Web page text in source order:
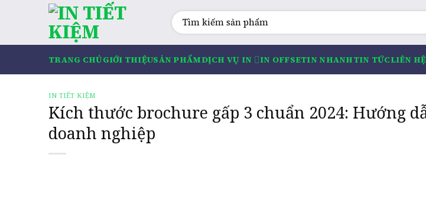
Tìm
kiếm:
TRANG CHỦGIỚI THIỆUSẢN PHẨMDỊCH VỤ IN IN OFFSETIN NHANHTIN TỨCLIÊN HỆ
IN TIẾT KIỆM
Kích thước brochure gấp 3 chuẩn 2024: Hướng
doanh nghiệp